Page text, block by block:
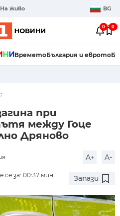
На живо BG
0 0
ВреметоБългария и еврото
при
между Гоце
Дряново
A+ A-
се за: 00:37 мин.
Запази